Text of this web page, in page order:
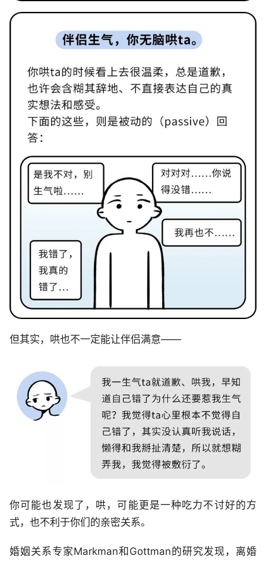
但其实，哄也不一定能让伴侣满意——
你可能也发现了，哄，可能更是一种吃力不讨好的方
式，也不利于你们的亲密关系。
婚姻关系专家Markman和Gottman的研究发现，离婚